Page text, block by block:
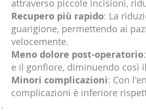
attraverso piccole incisioni,
Recupero più rapido: La
guarigione, permettendo ai
velocemente.
Meno dolore post-operatorio
e il gonfiore, diminuendo così
Minori complicazioni: Con
complicazioni è inferiore